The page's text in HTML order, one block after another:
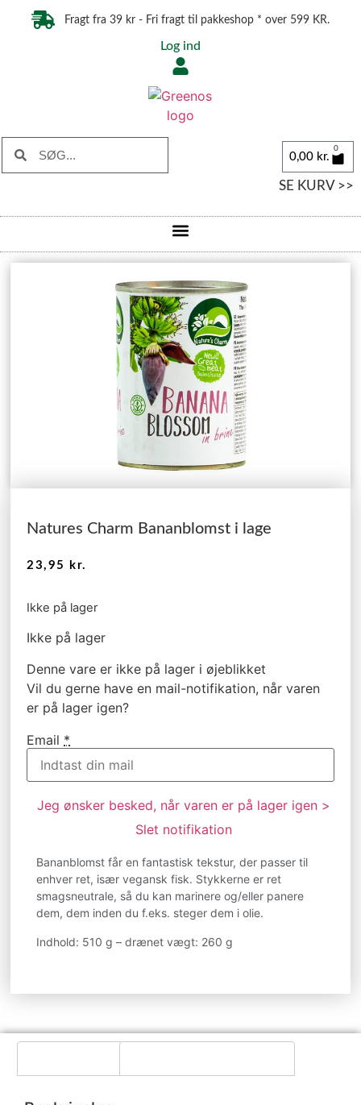
Fragt fra 39 kr - Fri fragt til pakkeshop * over 599 KR.
Log ind
0,00 kr.
0
SE KURV >>
Natures Charm Bananblomst i lage
23,95 kr.
Ikke på lager
Ikke på lager
Denne vare er ikke på lager i øjeblikket
Vil du gerne have en mail-notifikation, når varen
er på lager igen?
Email *
Jeg ønsker besked, når varen er på lager igen >
Slet notifikation
Bananblomst får en fantastisk tekstur, der passer til
enhver ret, især vegansk fisk. Stykkerne er ret
smagsneutrale, så du kan marinere og/eller panere
dem, dem inden du f.eks. steger dem i olie.
Indhold: 510 g – drænet vægt: 260 g